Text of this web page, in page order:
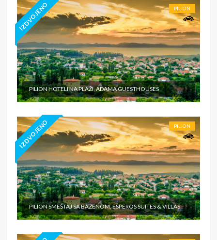
IZDVOJENO PILION
PILION HOTELI NA PLAŽI, ADAMA GUESTHOUSES
IZDVOJENO PILION
PILION SMEŠTAJ SA BAZENOM, ESPEROS SUITES & VILLAS